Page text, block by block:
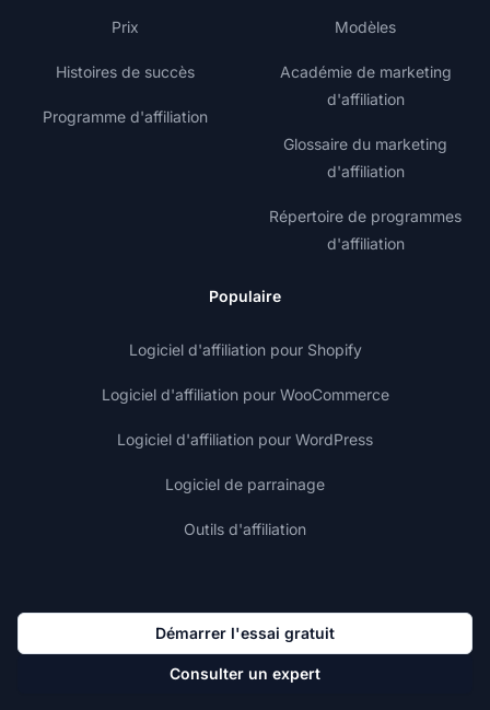
Prix
Histoires de succès
Programme d'affiliation
Modèles
Académie de marketing
d'affiliation
Glossaire du marketing
d'affiliation
Répertoire de programmes
d'affiliation
Populaire
Logiciel d'affiliation pour Shopify
Logiciel d'affiliation pour WooCommerce
Logiciel d'affiliation pour WordPress
Logiciel de parrainage
Outils d'affiliation
Démarrer l'essai gratuit
Consulter un expert